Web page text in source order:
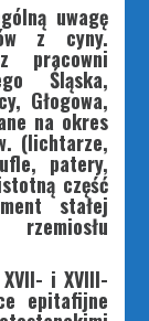
uwagę
z cyny.
pracowni
Śląska,
Głogowa,
na okres
(lichtarze,
patery,
część
stałej
i XVIII-
epitafijne